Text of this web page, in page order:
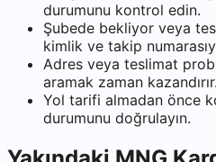
durumunu kontrol edin.
Şubede bekliyor veya
kimlik ve takip
Adres veya teslimat
aramak zaman kazandırır.
Yol tarifi almadan önce
durumunu doğrulayın.